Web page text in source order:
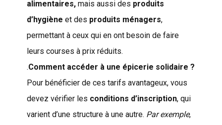
alimentaires,mais aussi des produits
d’hygiène et des produits ménagers,
permettant à ceux qui en ont besoin de faire
leurs courses à prix réduits.
.Comment accéder à une épicerie solidaire ?
Pour bénéficier de ces tarifs avantageux, vous
devez vérifier les conditions d’inscription, qui
varient d’une structure à une autre. Par exemple,